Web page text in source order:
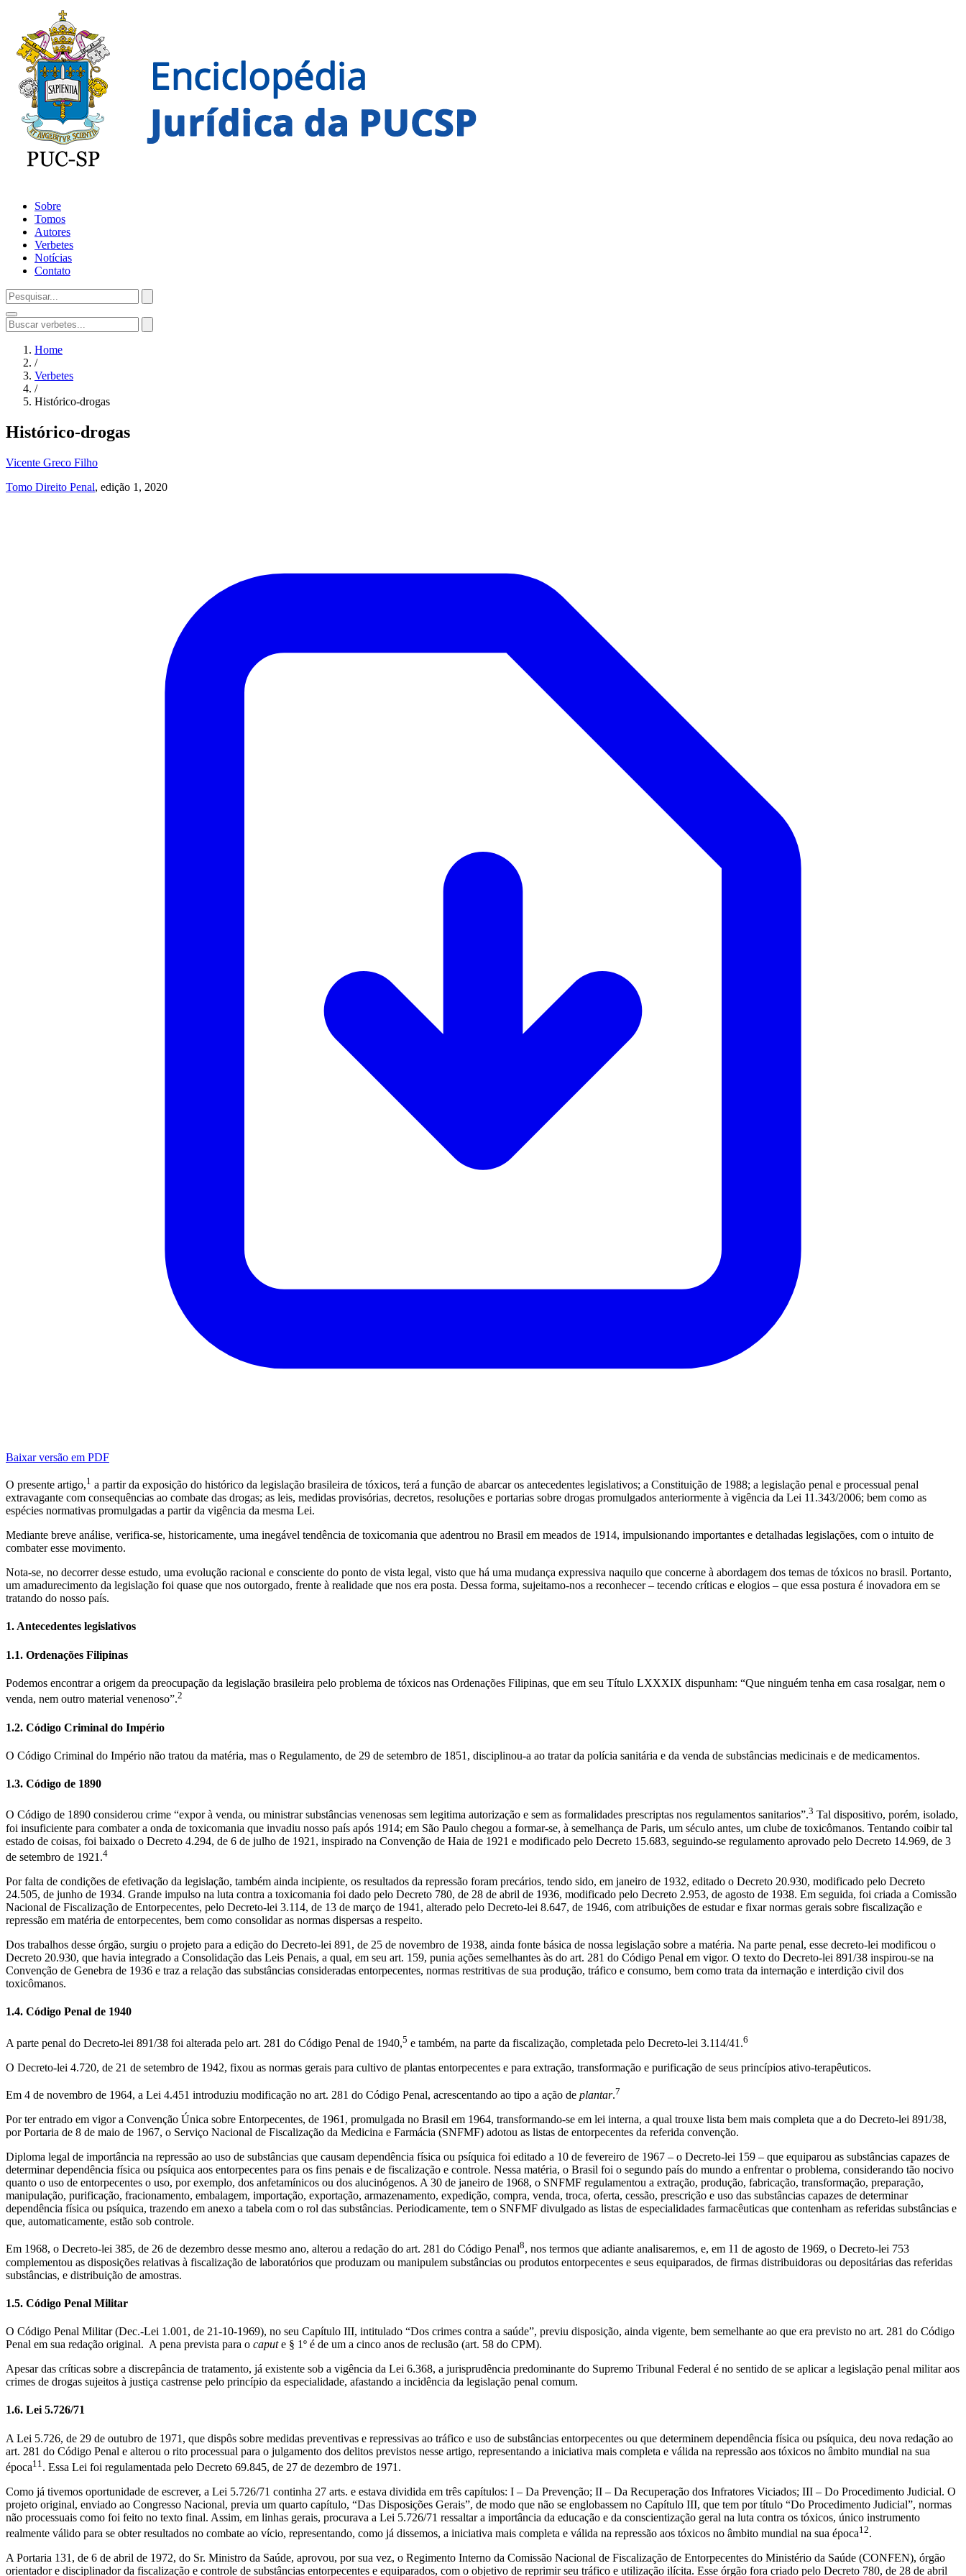
Sobre
Tomos
Autores
Verbetes
Notícias
Contato
Home
/
Verbetes
/
Histórico-drogas
Histórico-drogas
Vicente Greco Filho
Tomo Direito Penal, edição 1, 2020
Baixar versão em PDF
O presente artigo,1 a partir da exposição do histórico da legislação brasileira de tóxicos, terá a função de abarcar os antecedentes legislativos; a Constituição de 1988; a legislação penal e processual penal
extravagante com consequências ao combate das drogas; as leis, medidas provisórias, decretos, resoluções e portarias sobre drogas promulgados anteriormente à vigência da Lei 11.343/2006; bem como as
espécies normativas promulgadas a partir da vigência da mesma Lei.
Mediante breve análise, verifica-se, historicamente, uma inegável tendência de toxicomania que adentrou no Brasil em meados de 1914, impulsionando importantes e detalhadas legislações, com o intuito de
combater esse movimento.
Nota-se, no decorrer desse estudo, uma evolução racional e consciente do ponto de vista legal, visto que há uma mudança expressiva naquilo que concerne à abordagem dos temas de tóxicos no brasil. Portanto,
um amadurecimento da legislação foi quase que nos outorgado, frente à realidade que nos era posta. Dessa forma, sujeitamo-nos a reconhecer – tecendo críticas e elogios – que essa postura é inovadora em se
tratando do nosso país.
1. Antecedentes legislativos
1.1. Ordenações Filipinas
Podemos encontrar a origem da preocupação da legislação brasileira pelo problema de tóxicos nas Ordenações Filipinas, que em seu Título LXXXIX dispunham: “Que ninguém tenha em casa rosalgar, nem o
venda, nem outro material venenoso”.2
1.2. Código Criminal do Império
O Código Criminal do Império não tratou da matéria, mas o Regulamento, de 29 de setembro de 1851, disciplinou-a ao tratar da polícia sanitária e da venda de substâncias medicinais e de medicamentos.
1.3. Código de 1890
O Código de 1890 considerou crime “expor à venda, ou ministrar substâncias venenosas sem legitima autorização e sem as formalidades prescriptas nos regulamentos sanitarios”.3 Tal dispositivo, porém, isolado,
foi insuficiente para combater a onda de toxicomania que invadiu nosso país após 1914; em São Paulo chegou a formar-se, à semelhança de Paris, um século antes, um clube de toxicômanos. Tentando coibir tal
estado de coisas, foi baixado o Decreto 4.294, de 6 de julho de 1921, inspirado na Convenção de Haia de 1921 e modificado pelo Decreto 15.683, seguindo-se regulamento aprovado pelo Decreto 14.969, de 3
de setembro de 1921.4
Por falta de condições de efetivação da legislação, também ainda incipiente, os resultados da repressão foram precários, tendo sido, em janeiro de 1932, editado o Decreto 20.930, modificado pelo Decreto
24.505, de junho de 1934. Grande impulso na luta contra a toxicomania foi dado pelo Decreto 780, de 28 de abril de 1936, modificado pelo Decreto 2.953, de agosto de 1938. Em seguida, foi criada a Comissão
Nacional de Fiscalização de Entorpecentes, pelo Decreto-lei 3.114, de 13 de março de 1941, alterado pelo Decreto-lei 8.647, de 1946, com atribuições de estudar e fixar normas gerais sobre fiscalização e
repressão em matéria de entorpecentes, bem como consolidar as normas dispersas a respeito.
Dos trabalhos desse órgão, surgiu o projeto para a edição do Decreto-lei 891, de 25 de novembro de 1938, ainda fonte básica de nossa legislação sobre a matéria. Na parte penal, esse decreto-lei modificou o
Decreto 20.930, que havia integrado a Consolidação das Leis Penais, a qual, em seu art. 159, punia ações semelhantes às do art. 281 do Código Penal em vigor. O texto do Decreto-lei 891/38 inspirou-se na
Convenção de Genebra de 1936 e traz a relação das substâncias consideradas entorpecentes, normas restritivas de sua produção, tráfico e consumo, bem como trata da internação e interdição civil dos
toxicômanos.
1.4. Código Penal de 1940
A parte penal do Decreto-lei 891/38 foi alterada pelo art. 281 do Código Penal de 1940,5 e também, na parte da fiscalização, completada pelo Decreto-lei 3.114/41.6
O Decreto-lei 4.720, de 21 de setembro de 1942, fixou as normas gerais para cultivo de plantas entorpecentes e para extração, transformação e purificação de seus princípios ativo-terapêuticos.
Em 4 de novembro de 1964, a Lei 4.451 introduziu modificação no art. 281 do Código Penal, acrescentando ao tipo a ação de plantar.7
Por ter entrado em vigor a Convenção Única sobre Entorpecentes, de 1961, promulgada no Brasil em 1964, transformando-se em lei interna, a qual trouxe lista bem mais completa que a do Decreto-lei 891/38,
por Portaria de 8 de maio de 1967, o Serviço Nacional de Fiscalização da Medicina e Farmácia (SNFMF) adotou as listas de entorpecentes da referida convenção.
Diploma legal de importância na repressão ao uso de substâncias que causam dependência física ou psíquica foi editado a 10 de fevereiro de 1967 – o Decreto-lei 159 – que equiparou as substâncias capazes de
determinar dependência física ou psíquica aos entorpecentes para os fins penais e de fiscalização e controle. Nessa matéria, o Brasil foi o segundo país do mundo a enfrentar o problema, considerando tão nocivo
quanto o uso de entorpecentes o uso, por exemplo, dos anfetamínicos ou dos alucinógenos. A 30 de janeiro de 1968, o SNFMF regulamentou a extração, produção, fabricação, transformação, preparação,
manipulação, purificação, fracionamento, embalagem, importação, exportação, armazenamento, expedição, compra, venda, troca, oferta, cessão, prescrição e uso das substâncias capazes de determinar
dependência física ou psíquica, trazendo em anexo a tabela com o rol das substâncias. Periodicamente, tem o SNFMF divulgado as listas de especialidades farmacêuticas que contenham as referidas substâncias e
que, automaticamente, estão sob controle.
Em 1968, o Decreto-lei 385, de 26 de dezembro desse mesmo ano, alterou a redação do art. 281 do Código Penal8, nos termos que adiante analisaremos, e, em 11 de agosto de 1969, o Decreto-lei 753
complementou as disposições relativas à fiscalização de laboratórios que produzam ou manipulem substâncias ou produtos entorpecentes e seus equiparados, de firmas distribuidoras ou depositárias das referidas
substâncias, e distribuição de amostras.
1.5. Código Penal Militar
O Código Penal Militar (Dec.-Lei 1.001, de 21-10-1969), no seu Capítulo III, intitulado “Dos crimes contra a saúde”, previu disposição, ainda vigente, bem semelhante ao que era previsto no art. 281 do Código
Penal em sua redação original. A pena prevista para o capute § 1º é de um a cinco anos de reclusão (art. 58 do CPM).
Apesar das críticas sobre a discrepância de tratamento, já existente sob a vigência da Lei 6.368, a jurisprudência predominante do Supremo Tribunal Federal é no sentido de se aplicar a legislação penal militar aos
crimes de drogas sujeitos à justiça castrense pelo princípio da especialidade, afastando a incidência da legislação penal comum.
1.6. Lei 5.726/71
A Lei 5.726, de 29 de outubro de 1971, que dispôs sobre medidas preventivas e repressivas ao tráfico e uso de substâncias entorpecentes ou que determinem dependência física ou psíquica, deu nova redação ao
art. 281 do Código Penal e alterou o rito processual para o julgamento dos delitos previstos nesse artigo, representando a iniciativa mais completa e válida na repressão aos tóxicos no âmbito mundial na sua
época11 . Essa Lei foi regulamentada pelo Decreto 69.845, de 27 de dezembro de 1971.
Como já tivemos oportunidade de escrever, a Lei 5.726/71 continha 27 arts. e estava dividida em três capítulos: I – Da Prevenção; II – Da Recuperação dos Infratores Viciados; III – Do Procedimento Judicial. O
projeto original, enviado ao Congresso Nacional, previa um quarto capítulo, “Das Disposições Gerais”, de modo que não se englobassem no Capítulo III, que tem por título “Do Procedimento Judicial”, normas
não processuais como foi feito no texto final. Assim, em linhas gerais, procurava a Lei 5.726/71 ressaltar a importância da educação e da conscientização geral na luta contra os tóxicos, único instrumento
realmente válido para se obter resultados no combate ao vício, representando, como já dissemos, a iniciativa mais completa e válida na repressão aos tóxicos no âmbito mundial na sua época12.
A Portaria 131, de 6 de abril de 1972, do Sr. Ministro da Saúde, aprovou, por sua vez, o Regimento Interno da Comissão Nacional de Fiscalização de Entorpecentes do Ministério da Saúde (CONFEN), órgão
orientador e disciplinador da fiscalização e controle de substâncias entorpecentes e equiparados, com o objetivo de reprimir seu tráfico e utilização ilícita. Esse órgão fora criado pelo Decreto 780, de 28 de abril